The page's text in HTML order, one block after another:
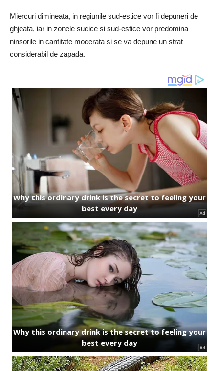
Miercuri dimineata, in regiunile sud-estice vor fi depuneri de
ghjeata, iar in zonele sudice si sud-estice vor predomina
ninsorile in cantitate moderata si se va depune un strat
considerabil de zapada.